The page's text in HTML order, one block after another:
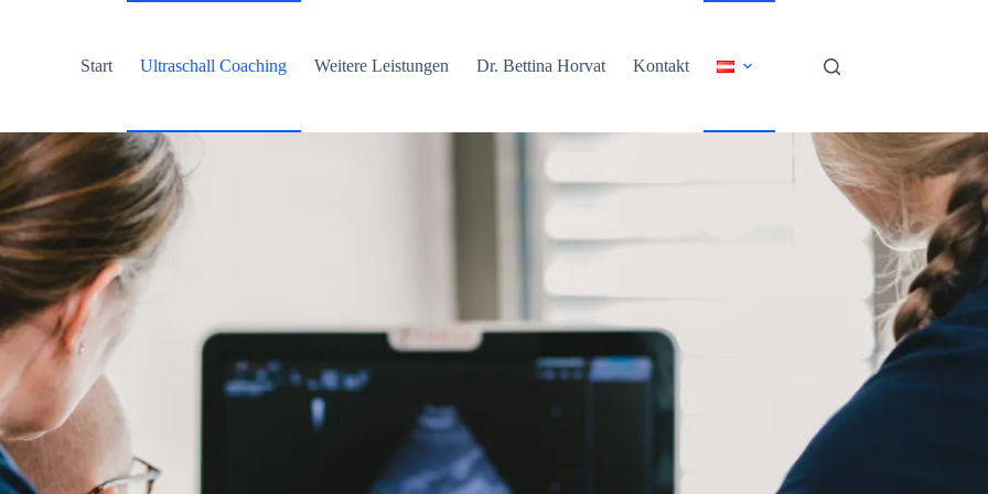
Start Ultraschall Coaching Weitere Leistungen Dr. Bettina Horvat Kontakt